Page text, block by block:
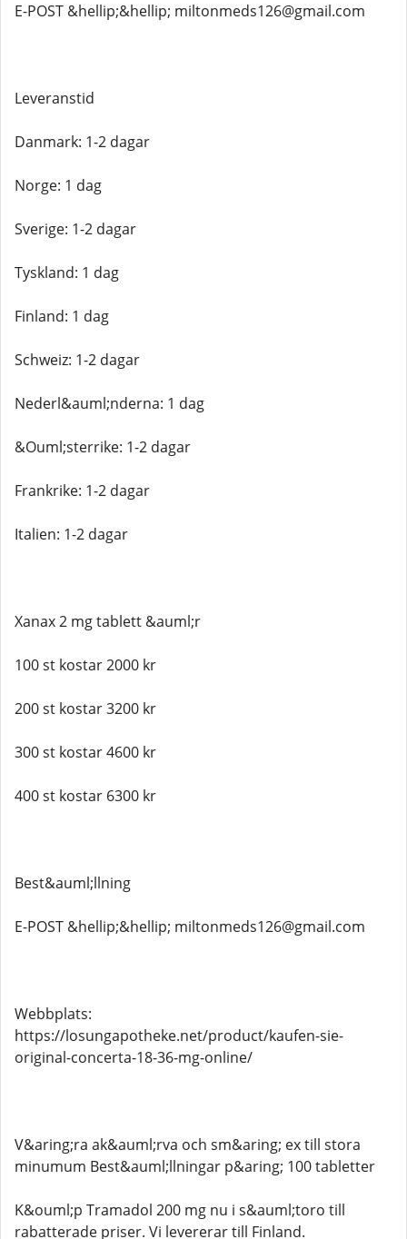
E-POST &hellip;&hellip; miltonmeds126@gmail.com
Leveranstid
Danmark: 1-2 dagar
Norge: 1 dag
Sverige: 1-2 dagar
Tyskland: 1 dag
Finland: 1 dag
Schweiz: 1-2 dagar
Nederl&auml;nderna: 1 dag
&Ouml;sterrike: 1-2 dagar
Frankrike: 1-2 dagar
Italien: 1-2 dagar
Xanax 2 mg tablett &auml;r
100 st kostar 2000 kr
200 st kostar 3200 kr
300 st kostar 4600 kr
400 st kostar 6300 kr
Best&auml;llning
E-POST &hellip;&hellip; miltonmeds126@gmail.com
Webbplats:
https://losungapotheke.net/product/kaufen-sie-
original-concerta-18-36-mg-online/
V&aring;ra ak&auml;rva och sm&aring; ex till stora
minumum Best&auml;llningar p&aring; 100 tabletter
K&ouml;p Tramadol 200 mg nu i s&auml;toro till
rabatterade priser. Vi levererar till Finland.